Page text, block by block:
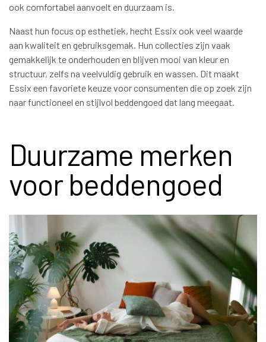
ook comfortabel aanvoelt en duurzaam is.
Naast hun focus op esthetiek, hecht Essix ook veel waarde
aan kwaliteit en gebruiksgemak. Hun collecties zijn vaak
gemakkelijk te onderhouden en blijven mooi van kleur en
structuur, zelfs na veelvuldig gebruik en wassen. Dit maakt
Essix een favoriete keuze voor consumenten die op zoek zijn
naar functioneel en stijlvol beddengoed dat lang meegaat.
Duurzame merken
voor beddengoed